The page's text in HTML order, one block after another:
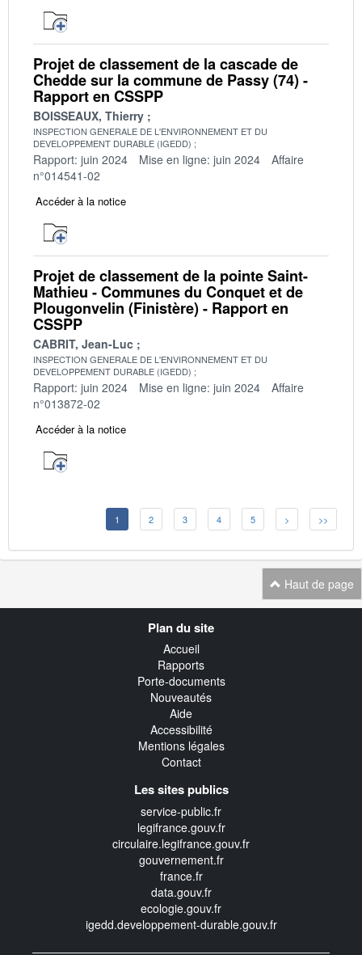
Projet de classement de la cascade de
Chedde sur la commune de Passy (74) -
Rapport en CSSPP
BOISSEAUX, Thierry
INSPECTION GENERALE DE L'ENVIRONNEMENT ET DU
DEVELOPPEMENT DURABLE (IGEDD)
Rapport: juin 2024 Mise en ligne: juin 2024
Affaire
n°014541-02
Accéder à la notice
Projet de classement de la pointe Saint-
Mathieu - Communes du Conquet et de
Plougonvelin (Finistère) - Rapport en
CSSPP
CABRIT, Jean-Luc
INSPECTION GENERALE DE L'ENVIRONNEMENT ET DU
DEVELOPPEMENT DURABLE (IGEDD)
Rapport: juin 2024 Mise en ligne: juin 2024
Affaire
n°013872-02
Accéder à la notice
1 2 3 4 5 > >>
Haut de page
Plan du site
Accueil
Rapports
Porte-documents
Nouveautés
Aide
Accessibilité
Mentions légales
Contact
Les sites publics
service-public.fr
legifrance.gouv.fr
circulaire.legifrance.gouv.fr
gouvernement.fr
france.fr
data.gouv.fr
ecologie.gouv.fr
igedd.developpement-durable.gouv.fr